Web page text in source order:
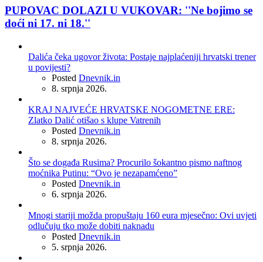
PUPOVAC DOLAZI U VUKOVAR: ''Ne bojimo se
doći ni 17. ni 18.''
Dalića čeka ugovor života: Postaje najplaćeniji hrvatski trener
u povijesti?
Posted Dnevnik.in
8. srpnja 2026.
KRAJ NAJVEĆE HRVATSKE NOGOMETNE ERE:
Zlatko Dalić otišao s klupe Vatrenih
Posted Dnevnik.in
8. srpnja 2026.
Što se događa Rusima? Procurilo šokantno pismo naftnog
moćnika Putinu: “Ovo je nezapamćeno”
Posted Dnevnik.in
6. srpnja 2026.
Mnogi stariji možda propuštaju 160 eura mjesečno: Ovi uvjeti
odlučuju tko može dobiti naknadu
Posted Dnevnik.in
5. srpnja 2026.